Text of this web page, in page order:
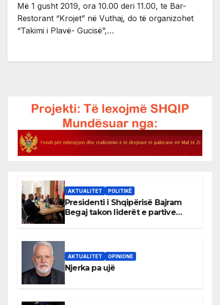
Më 1 gusht 2019, ora 10.00 deri 11.00, te Bar-
Restorant “Krojet” në Vuthaj, do të organizohet
“Takimi i Plavë- Gucisë”,…
AKTUALITET POLITIKË
Presidenti i Shqipërisë Bajram
Begaj takon liderët e partive
AKTUALITET OPINIONE
Njerka pa ujë